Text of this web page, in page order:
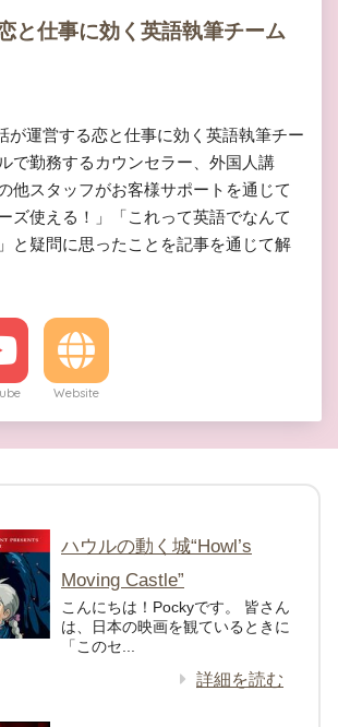
と仕事に効く英語執筆チーム
が運営する恋と仕事に効く英語執筆チー
で勤務するカウンセラー、外国人講
他スタッフがお客様サポートを通じて
ズ使える！」「これって英語でなんて
と疑問に思ったことを記事を通じて解
Website
ハウルの動く城“Howl’s
Moving Castle”
こんにちは！Pockyです。 皆さん
は、日本の映画を観ているときに
「このセ...
詳細を読む